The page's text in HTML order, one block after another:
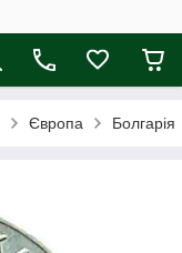
Європа Болгарія